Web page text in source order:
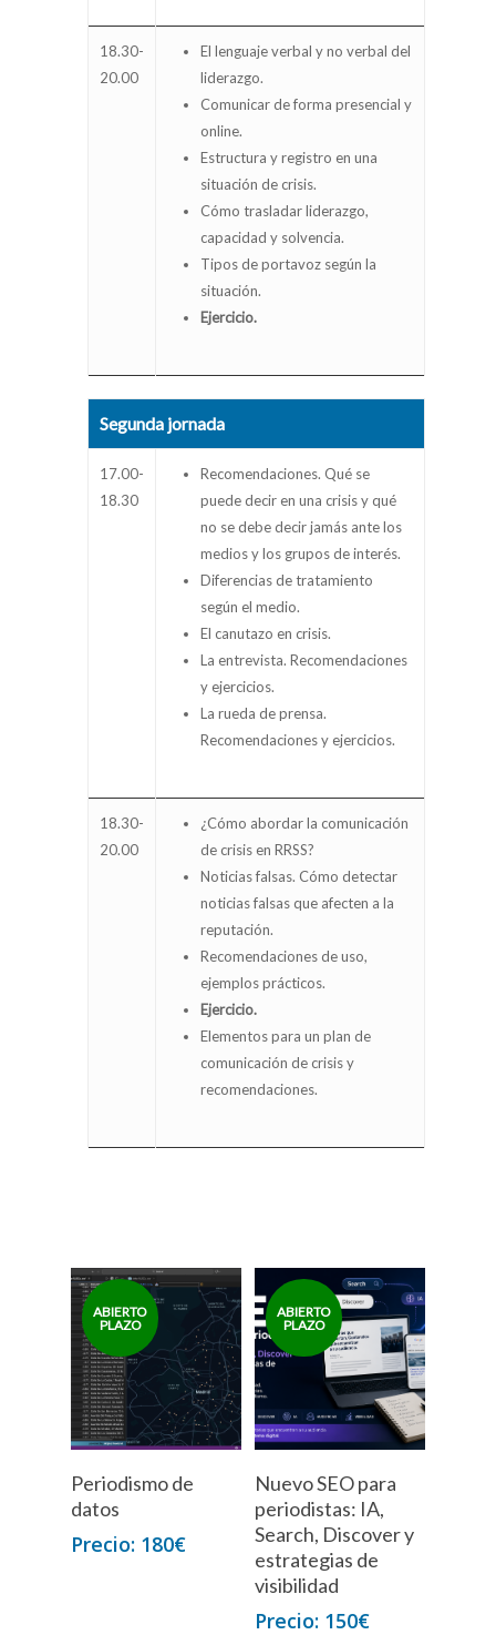
18.30-
20.00
El lenguaje verbal y no verbal del
liderazgo.
Comunicar de forma presencial y
online.
Estructura y registro en una
situación de crisis.
Cómo trasladar liderazgo,
capacidad y solvencia.
Tipos de portavoz según la
situación.
Ejercicio.
Segunda jornada
17.00-
18.30
Recomendaciones. Qué se
puede decir en una crisis y qué
no se debe decir jamás ante los
medios y los grupos de interés.
Diferencias de tratamiento
según el medio.
El canutazo en crisis.
La entrevista. Recomendaciones
y ejercicios.
La rueda de prensa.
Recomendaciones y ejercicios.
18.30-
20.00
¿Cómo abordar la comunicación
de crisis en RRSS?
Noticias falsas. Cómo detectar
noticias falsas que afecten a la
reputación.
Recomendaciones de uso,
ejemplos prácticos.
Ejercicio.
Elementos para un plan de
comunicación de crisis y
recomendaciones.
Periodismo de
datos
180€
Nuevo SEO para
periodistas: IA,
Search, Discover y
estrategias de
visibilidad
150€